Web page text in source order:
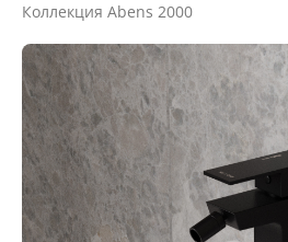
Коллекция Abens 2000